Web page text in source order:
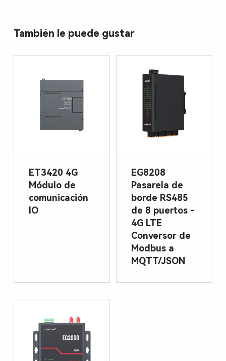
También le puede gustar
ET3420 4G
Módulo de
comunicación
IO
EG8208
Pasarela de
borde RS485
de 8 puertos -
4G LTE
Conversor de
Modbus a
MQTT/JSON